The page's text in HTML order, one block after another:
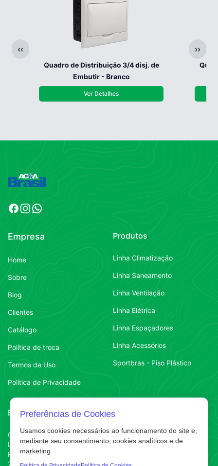
‹‹ ››
Quadro de Distribuição 3/4 disj. de
Embutir - Branco
Ver Detalhes
Facebook
Instagram
WhatsApp
Empresa
Home
Sobre
Blog
Clientes
Catálogo
Política de troca
Termos de Uso
Política de Privacidade
Produtos
Linha Climatização
Linha Saneamento
Linha Ventilação
Linha Elétrica
Linha Espaçadores
Linha Acessórios
Sportbras - Piso Plástico
Endereço
Chapecó-SC
Líder
R. Abelardo Luz
220 E
Contato
(49) 3323-7484Contato
Preferências de Cookies
Usamos cookies necessários ao funcionamento do site e,
mediante seu consentimento, cookies analíticos e de
marketing.